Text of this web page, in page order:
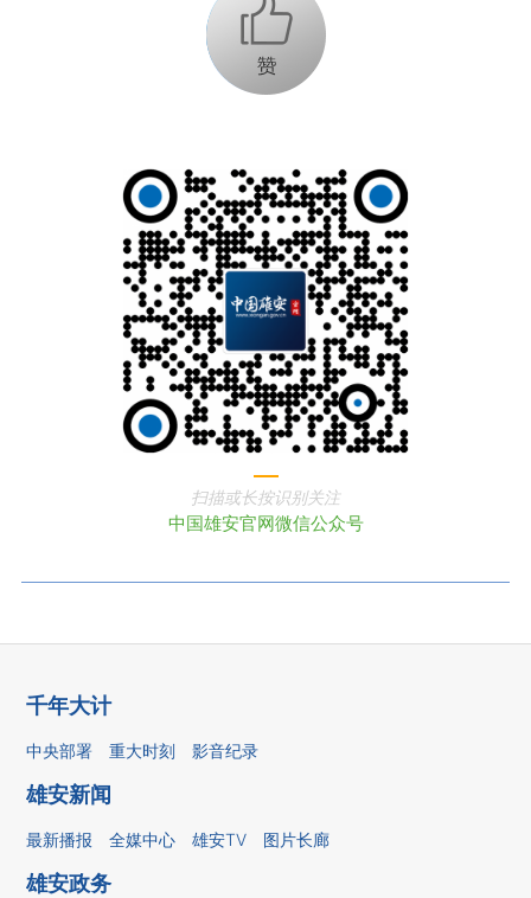
+1
扫描或长按识别关注
中国雄安官网微信公众号
千年大计
中央部署 重大时刻 影音纪录
雄安新闻
最新播报 全媒中心 雄安TV 图片长廊
雄安政务